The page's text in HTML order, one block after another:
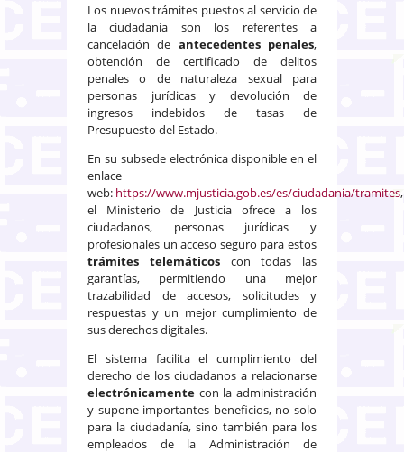
Los nuevos trámites puestos al servicio de
la ciudadanía son los referentes a
cancelación de antecedentes penales,
obtención de certificado de delitos
penales o de naturaleza sexual para
personas jurídicas y devolución de
ingresos indebidos de tasas de
Presupuesto del Estado.
En su subsede electrónica disponible en el
enlace
web: https://www.mjusticia.gob.es/es/ciudadania/tramites,
el Ministerio de Justicia ofrece a los
ciudadanos, personas jurídicas y
profesionales un acceso seguro para estos
trámites telemáticoscon todas las
garantías, permitiendo una mejor
trazabilidad de accesos, solicitudes y
respuestas y un mejor cumplimiento de
sus derechos digitales.
El sistema facilita el cumplimiento del
derecho de los ciudadanos a relacionarse
electrónicamente con la administración
y supone importantes beneficios, no solo
para la ciudadanía, sino también para los
empleados de la Administración de